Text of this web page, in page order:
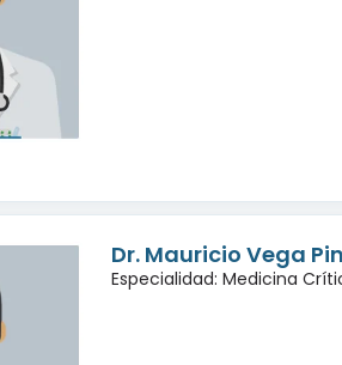
Dr. Mauricio Vega
Especialidad: Medicina